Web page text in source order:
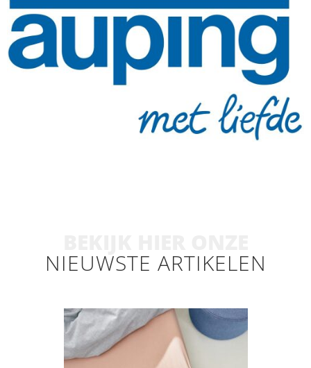
NIEUWSTE ARTIKELEN